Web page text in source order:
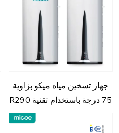
جهاز تسخين مياه ميكو بزاوية
75 درجة باستخدام تقنية R290
المدمجة والمثبتة على الحائط